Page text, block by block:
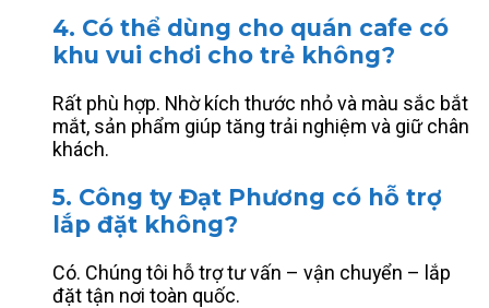
4. Có thể dùng cho quán cafe có
khu vui chơi cho trẻ không?
Rất phù hợp. Nhờ kích thước nhỏ và màu sắc bắt
mắt, sản phẩm giúp tăng trải nghiệm và giữ chân
khách.
5. Công ty Đạt Phương có hỗ trợ
lắp đặt không?
Có. Chúng tôi hỗ trợ tư vấn – vận chuyển – lắp
đặt tận nơi toàn quốc.